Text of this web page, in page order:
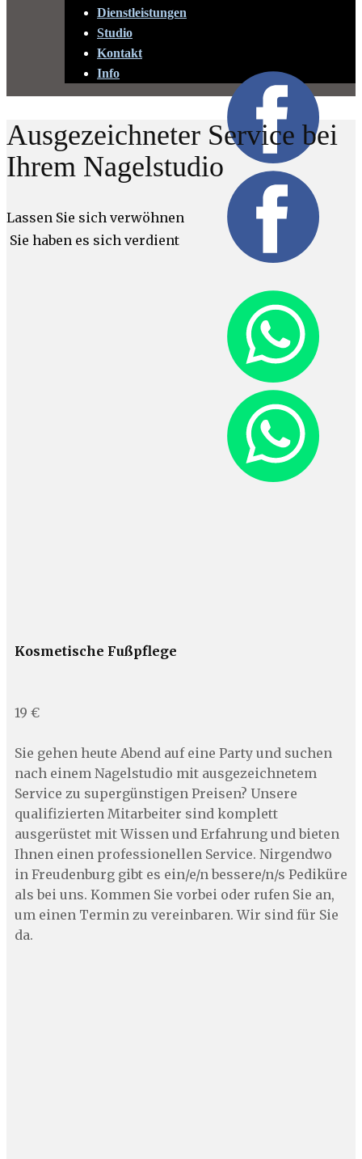
Dienstleistungen
Studio
Kontakt
Info
Ausgezeichneter Service bei
Ihrem Nagelstudio
Lassen Sie sich verwöhnen
Sie haben es sich verdient
Kosmetische Fußpflege
19 €
Sie gehen heute Abend auf eine Party und suchen
nach einem Nagelstudio mit ausgezeichnetem
Service zu supergünstigen Preisen? Unsere
qualifizierten Mitarbeiter sind komplett
ausgerüstet mit Wissen und Erfahrung und bieten
Ihnen einen professionellen Service. Nirgendwo
in Freudenburg gibt es ein/e/n bessere/n/s Pediküre
als bei uns. Kommen Sie vorbei oder rufen Sie an,
um einen Termin zu vereinbaren. Wir sind für Sie
da.